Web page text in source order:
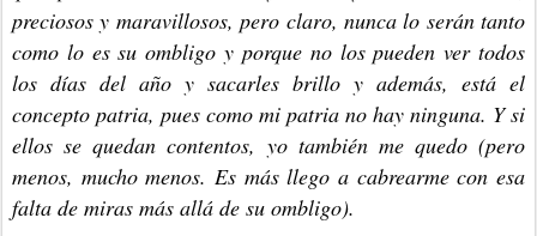
preciosos y maravillosos, pero claro, nunca lo serán tanto
como lo es su ombligo y porque no los pueden ver todos
los días del año y sacarles brillo y además, está el
concepto patria, pues como mi patria no hay ninguna. Y si
ellos sequedan contentos, yo también me quedo (pero
menos, mucho menos. Es más llego a cabrearme con esa
falta de miras más allá de su ombligo).